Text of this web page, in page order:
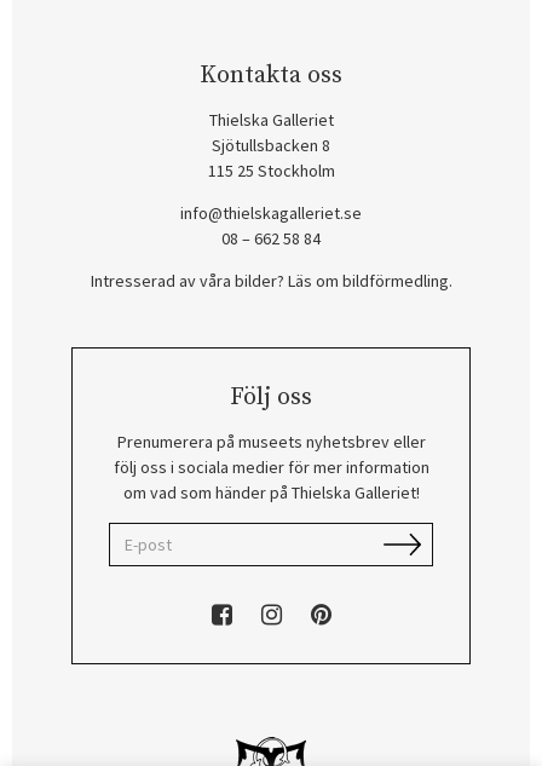
Kontakta oss
Thielska Galleriet
Sjötullsbacken 8
115 25 Stockholm
info@thielskagalleriet.se
08 – 662 58 84
Intresserad av våra bilder? Läs om bildförmedling.
Följ oss
Prenumerera på museets nyhetsbrev eller
följ oss i sociala medier för mer information
om vad som händer på Thielska Galleriet!